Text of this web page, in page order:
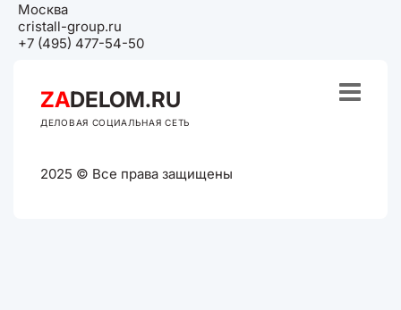
Москва
cristall-group.ru
+7 (495) 477-54-50
ZADELOM.RU
ДЕЛОВАЯ СОЦИАЛЬНАЯ СЕТЬ
2025 © Все права защищены
